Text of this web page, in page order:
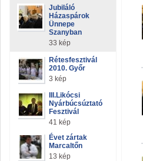
Jubiláló
Házaspárok
Ünnepe
Szanyban
33 kép
Rétesfesztivál
2010. Győr
3 kép
III.Likócsi
Nyárbúcsúztató
Fesztivál
41 kép
Évet zártak
Marcaltőn
13 kép